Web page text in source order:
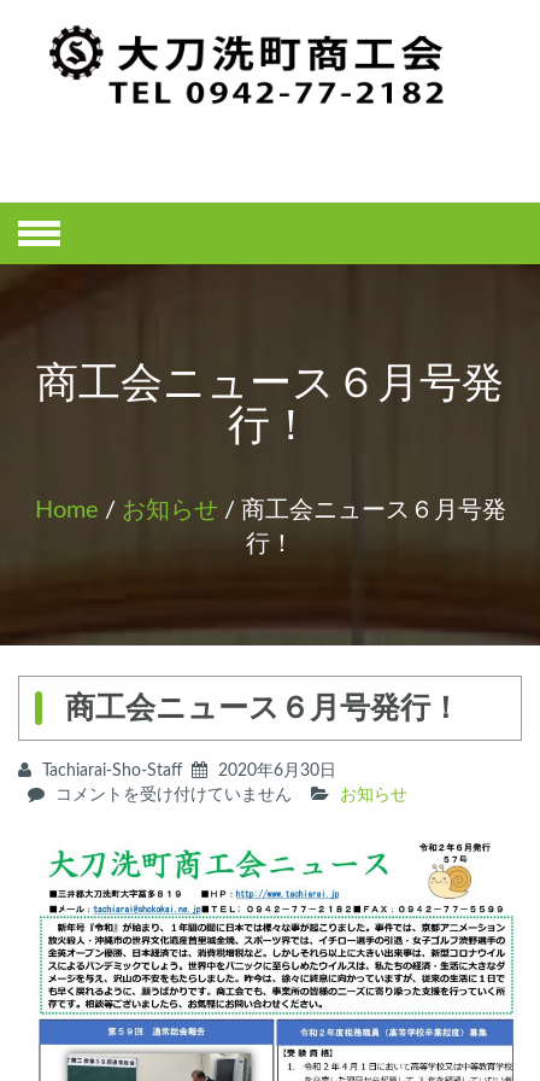
content
会ホームペー
商工会ニュース６月号発
行！
Home / お知らせ / 商工会ニュース６月号発
行！
商工会ニュース６月号発行！
Tachiarai-Sho-Staff
2020年6月30日
商
ニ
ュ
ー
ス
６
月
号
行！
コメントを受け付けていません お知らせ